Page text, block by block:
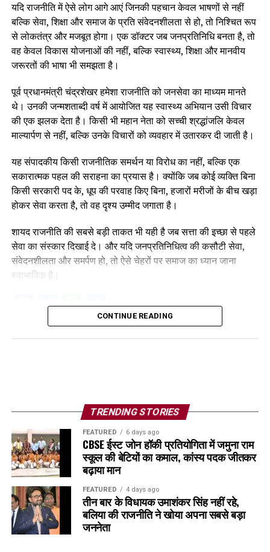
यदि राजनीति में ऐसे लोग आगे आएं जिनकी पहचान केवल भाषणों से नहीं
बल्कि सेवा, शिक्षा और समाज के प्रति संवेदनशीलता से हो, तो निश्चित रूप
से लोकतंत्र और मजबूत होगा। एक डॉक्टर जब जनप्रतिनिधि बनता है, तो
वह केवल विकास योजनाओं की नहीं, बल्कि स्वास्थ्य, शिक्षा और मानवीय
जरूरतों की भाषा भी समझता है।
पूर्व प्रधानमंत्री चंद्रशेखर हमेशा राजनीति को जनसेवा का माध्यम मानते
थे। उनकी जन्मशताब्दी वर्ष में आयोजित यह स्वास्थ्य अभियान उसी विचार
की एक झलक देता है। किसी भी महान नेता को सच्ची श्रद्धांजलि केवल
माल्यार्पण से नहीं, बल्कि उनके विचारों को व्यवहार में उतारकर दी जाती है।
यह संपादकीय किसी राजनीतिक समर्थन या विरोध का नहीं, बल्कि एक
सकारात्मक पहल की सराहना का प्रयास है। क्योंकि जब कोई व्यक्ति बिना
किसी सरकारी पद के, धूप की परवाह किए बिना, हजारों मरीजों के बीच खड़ा
होकर सेवा करता है, तो वह दृश्य उम्मीद जगाता है।
शायद राजनीति की सबसे बड़ी ताकत भी यही है जब सत्ता की इच्छा से पहले
सेवा का संस्कार दिखाई दे। और यदि जनप्रतिनिधित्व की कसौटी सेवा,
संवेदनशीलता और समर्पण हो, तो ऐसे चेहरों पर समाज का ध्यान जाना
स्वाभाविक है।
Facebook
Twitter
WhatsApp
Share
CONTINUE READING
TRENDING STORIES
FEATURED 6 days ago
CBSE ईस्ट जोन हॉकी प्रतियोगिता में जमुना राम
स्कूल की बेटियों का कमाल, कांस्य पदक जीतकर
बढ़ाया मान
FEATURED 4 days ago
तीन बार के विधायक उमाशंकर सिंह नहीं रहे,
बलिया की राजनीति ने खोया अपना सबसे बड़ा
जननेता